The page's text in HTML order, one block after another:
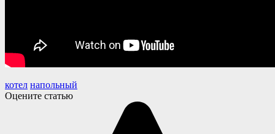
котел напольный
Оцените статью